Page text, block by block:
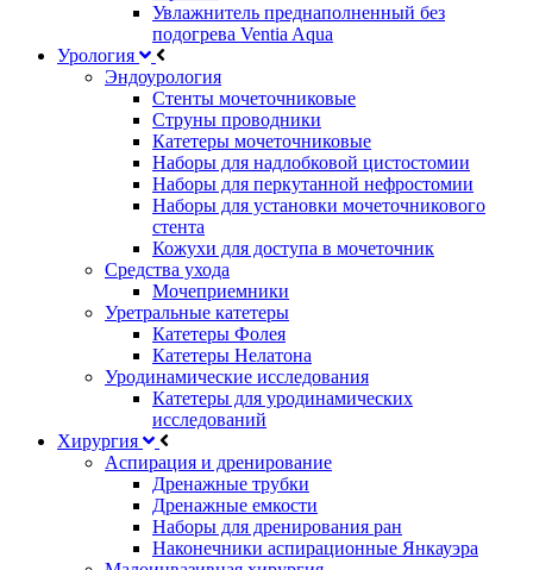
Увлажнитель преднаполненный без
подогрева Ventia Aqua
Урология
Эндоурология
Стенты мочеточниковые
Струны проводники
Катетеры мочеточниковые
Наборы для надлобковой цистостомии
Наборы для перкутанной нефростомии
Наборы для установки мочеточникового
стента
Кожухи для доступа в мочеточник
Средства ухода
Мочеприемники
Уретральные катетеры
Катетеры Фолея
Катетеры Нелатона
Уродинамические исследования
Катетеры для уродинамических
исследований
Хирургия
Аспирация и дренирование
Дренажные трубки
Дренажные емкости
Наборы для дренирования ран
Наконечники аспирационные Янкауэра